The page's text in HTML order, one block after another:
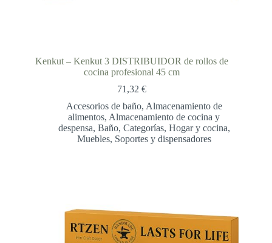
Kenkut – Kenkut 3 DISTRIBUIDOR de rollos de
cocina profesional 45 cm
71,32€
Accesorios de baño, Almacenamiento de
alimentos,Almacenamiento de cocina y
despensa, Baño, Categorías, Hogar y cocina,
Muebles, Soportes y dispensadores